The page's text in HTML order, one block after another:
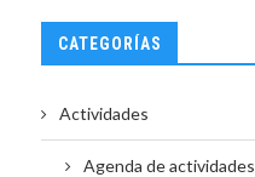
CATEGORÍAS
Actividades
Agenda de actividades